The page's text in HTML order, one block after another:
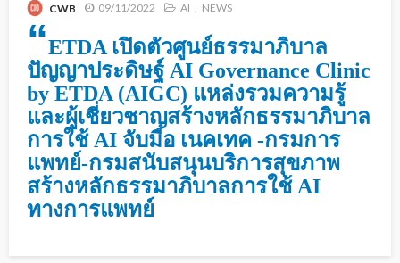
CWB 09/11/2022 AI NEWS
“ETDA เปิดตัวศูนย์ธรรมาภิบาล
ปัญญาประดิษฐ์ AI Governance Clinic
by ETDA (AIGC) แหล่งรวมความรู้
และผู้เชี่ยวชาญสร้างหลักธรรมาภิบาล
การใช้ AI จับมือ เนคเทค -กรมการ
แพทย์-กรมสนับสนุนบริการสุขภาพ
สร้างหลักธรรมาภิบาลการใช้ AI
ทางการแพทย์